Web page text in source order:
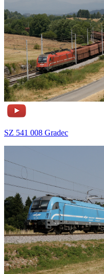
SZ 541 008 Gradec